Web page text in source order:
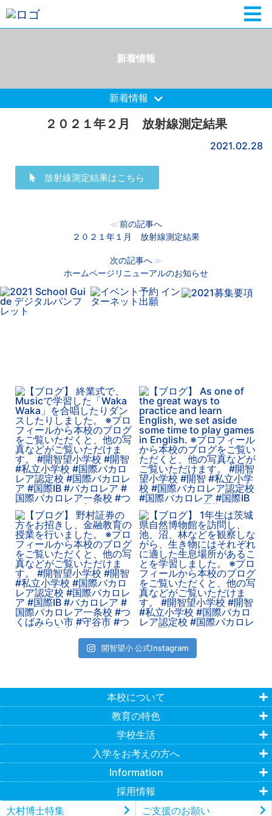
新着情報
新着情報
２０２１年２月 放射線測定結果
2021.02.28
放射線測定結果はこちら
≪ 前の記事へ
２０２１年１月 放射線測定結果
次の記事へ ≫
ホームページリニューアルのお知らせ
開智望小 公式Instagram
本校について
教育の特色
学校生活
入学をお考えの方へ
Information
採用情報
大村博士特集
ご支援のお願い